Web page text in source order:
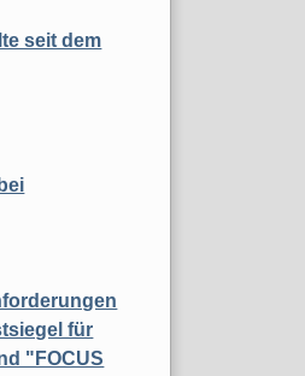
seit dem
für
"FOCUS